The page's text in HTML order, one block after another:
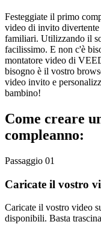
Festeggiate il primo
video di invito
familiari. Utilizzando il
facilissimo. E non c'è
montatore video di
bisogno è il vostro
video invito e
bambino!
Come creare
compleanno:
Passaggio 01
Caricate il vostro
Caricate il vostro video
disponibili. Basta